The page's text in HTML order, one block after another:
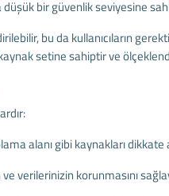
düşük bir güvenlik seviyesine
bu da kullanıcıların
setine sahiptir ve
alanı gibi kaynakları dikkate
verilerinizin korunmasını